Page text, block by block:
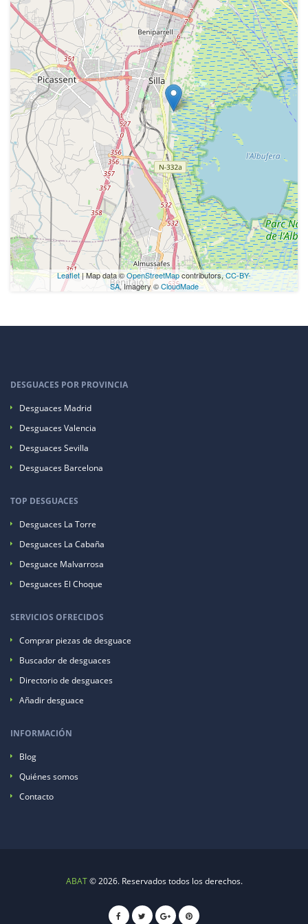
Leaflet| Map data ©OpenStreetMapcontributors,CC-BY-
SA, Imagery ©CloudMade
DESGUACES POR PROVINCIA
Desguaces Madrid
Desguaces Valencia
Desguaces Sevilla
Desguaces Barcelona
TOP DESGUACES
Desguaces La Torre
Desguaces La Cabaña
Desguace Malvarrosa
Desguaces El Choque
SERVICIOS OFRECIDOS
Comprar piezas de desguace
Buscador de desguaces
Directorio de desguaces
Añadir desguace
INFORMACIÓN
Blog
Quiénes somos
Contacto
ABAT© 2026. Reservados todos los derechos.